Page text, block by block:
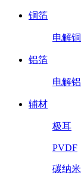
铜箔
电解铜
铝箔
电解铝
辅材
极耳
PVDF
碳纳